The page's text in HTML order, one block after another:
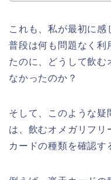
これも、私が最初に感
普段は何も問題なく利
たのに、どうして飲む
なかったのか？
そして、このような疑
は、飲むオメガリフリ
カードの種類を確認す